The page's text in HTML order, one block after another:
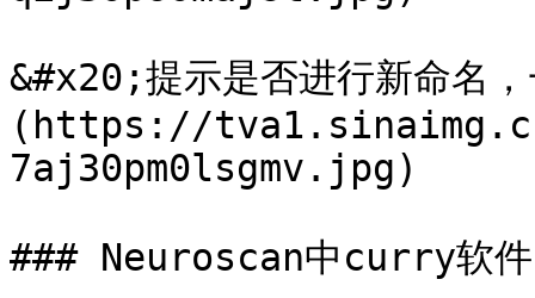
&#x20;提示是否进行新命名
(https://
7aj30pm0lsgmv.jpg)
### Neuroscan中curry软件